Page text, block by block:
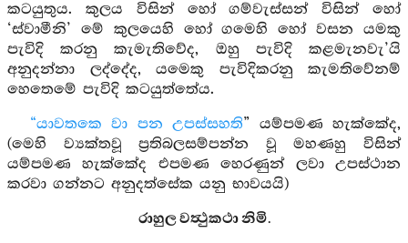
කටයුතුය. කුලය විසින් හෝ ගම්වැස්සන් විසින් හෝ
‘ස්වාමීනි’ මේ කුලයෙහි හෝ ගමෙහි හෝ වසන යමකු
පැවිදි කරනු කැමැතිවේද, ඔහු පැවිදි කළමැනවැ’යි
අනුදන්නා ලද්දේද, යමෙකු පැවිදිකරනු කැමතිවේනම්
හෙතෙමේ පැවිදි කටයුත්තේය.
“යාවතකෙ වා පන උපස්සහති” යම්පමණ හැක්කේද,
(මෙහි ව්‍යක්තවූ ප්‍රතිබලසම්පන්න වූ මහණහු විසින්
යම්පමණ හැක්කේද එපමණ හෙරණුන් ලවා උපස්ථාන
කරවා ගන්නට අනුදත්සේක යනු භාවයයි)
රාහුල වත්‍ථුකථා නිමි.